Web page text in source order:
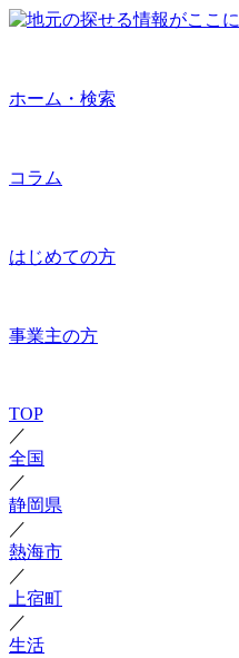
ホーム・検索
コラム
はじめての方
事業主の方
TOP
／
全国
／
静岡県
／
熱海市
／
上宿町
／
生活